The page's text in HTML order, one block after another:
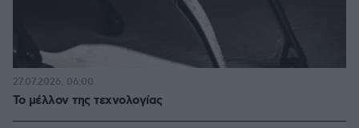
Το μέλλον της τεχνολογίας
27.07.2026, 06:00